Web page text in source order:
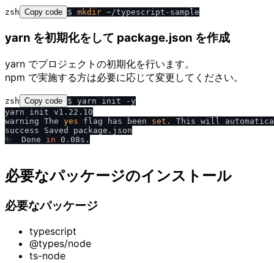
zsh Copy code $ mkdir
yarn を初期化をして package.json を作成
yarn でプロジェクトの初期化を行います。
npm で実施する方は必要に応じて変更してください。
zsh Copy code $ yarn init -y
yarn init v1.22.10
warning The yes flag has been set . This will
success Saved package.json
✨  Done in 0.08s.
必要なパッケージのインストール
必要なパッケージ
typescript
@types/node
ts-node